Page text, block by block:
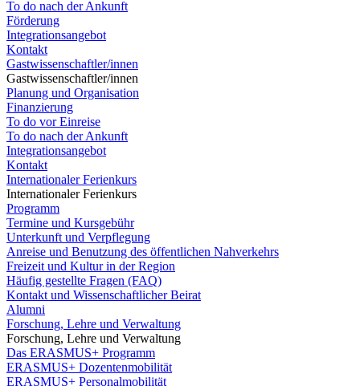
To do nach der Ankunft
Förderung
Integrationsangebot
Kontakt
Gastwissenschaftler/innen
Gastwissenschaftler/innen
Planung und Organisation
Finanzierung
To do vor Einreise
To do nach der Ankunft
Integrationsangebot
Kontakt
Internationaler Ferienkurs
Internationaler Ferienkurs
Programm
Termine und Kursgebühr
Unterkunft und Verpflegung
Anreise und Benutzung des öffentlichen Nahverkehrs
Freizeit und Kultur in der Region
Häufig gestellte Fragen (FAQ)
Kontakt und Wissenschaftlicher Beirat
Alumni
Forschung, Lehre und Verwaltung
Forschung, Lehre und Verwaltung
Das ERASMUS+ Programm
ERASMUS+ Dozentenmobilität
ERASMUS+ Personalmobilität